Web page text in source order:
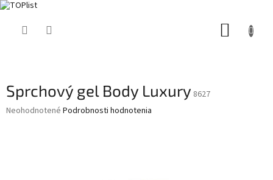
Sprchový gel Body Luxury 8627
Priemerné
Neohodnotené Podrobnosti hodnotenia